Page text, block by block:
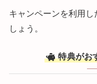
キャンペーンを利用し
しょう。
特典がお